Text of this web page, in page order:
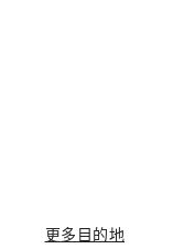
更多目的地